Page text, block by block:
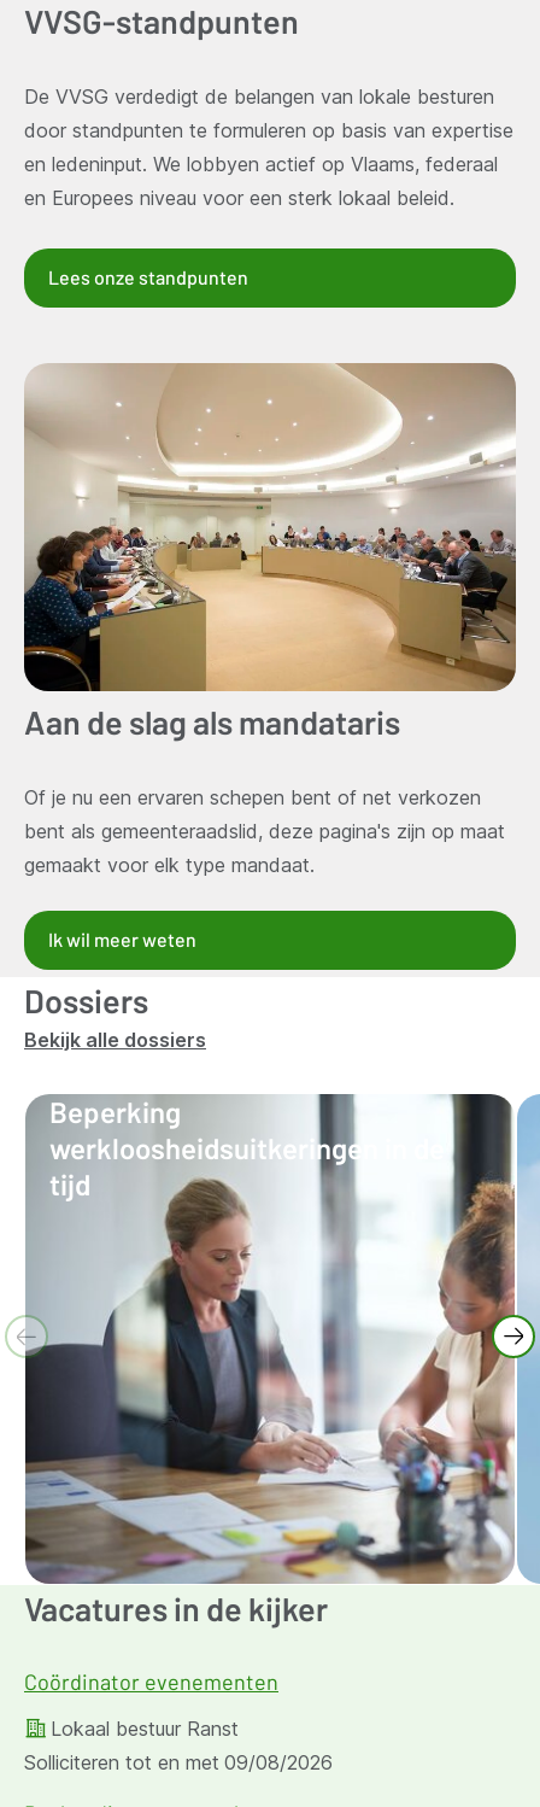
VVSG-standpunten
De VVSG verdedigt de belangen van lokale besturen
door standpunten te formuleren op basis van expertise
en ledeninput. We lobbyen actief op Vlaams, federaal
en Europees niveau voor een sterk lokaal beleid.
Lees onze standpunten
Aan de slag als mandataris
Of je nu een ervaren schepen bent of net verkozen
bent als gemeenteraadslid, deze pagina's zijn op maat
gemaakt voor elk type mandaat.
Ik wil meer weten
Dossiers
Bekijk alle dossiers
Beperking
werkloosheidsuitkeringen in de
tijd
Vacatures in de kijker
Coördinator evenementen
Lokaal bestuur Ranst
Solliciteren tot en met 09/08/2026